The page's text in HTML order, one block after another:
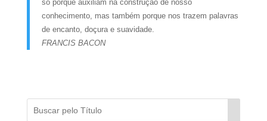
só porque auxiliam na construção de nosso
conhecimento, mas também porque nos trazem palavras
de encanto, doçura e suavidade.
FRANCIS BACON